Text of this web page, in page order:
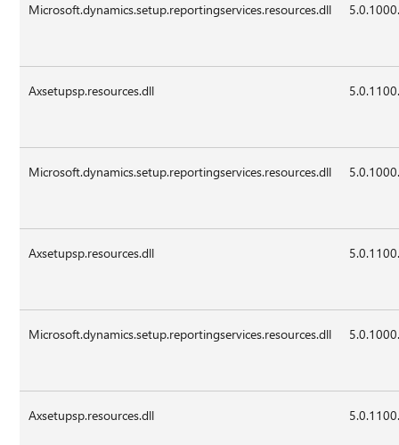
Microsoft.dynamics.setup.reportingservices.resources.dll
Axsetupsp.resources.dll
Microsoft.dynamics.setup.reportingservices.resources.dll
Axsetupsp.resources.dll
Microsoft.dynamics.setup.reportingservices.resources.dll
Axsetupsp.resources.dll